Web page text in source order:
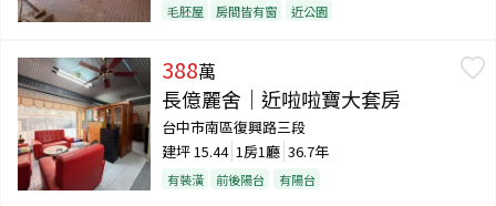
毛胚屋 房間皆有窗 近公園
388萬
長億麗舍｜近啦啦寶大套房
台中市南區復興路三段
建坪 15.44 1房1廳 36.7年
有裝潢 前後陽台 有陽台